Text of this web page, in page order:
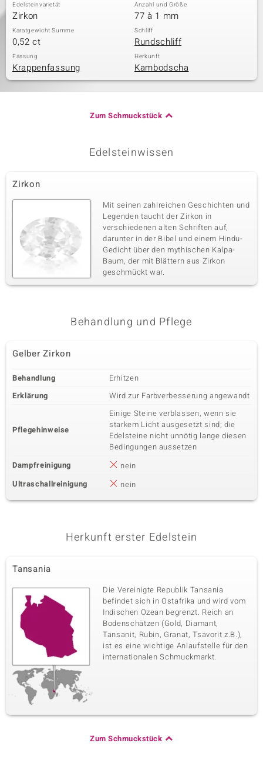
Edelsteinvarietät
Zirkon
Anzahl und Größe
77 à 1 mm
Karatgewicht Summe
0,52 ct
Schliff
Rundschliff
Fassung
Krappenfassung
Herkunft
Kambodscha
Zum Schmuckstück
Edelsteinwissen
Zirkon
Mit seinen zahlreichen Geschichten und
Legenden taucht der Zirkon in
verschiedenen alten Schriften auf,
darunter in der Bibel und einem Hindu-
Gedicht über den mythischen Kalpa-
Baum, der mit Blättern aus Zirkon
geschmückt war.
Behandlung und Pflege
Gelber Zirkon
Behandlung
Erhitzen
Erklärung
Wird zur Farbverbesserung angewandt
Pflegehinweise
Einige Steine verblassen, wenn sie
starkem Licht ausgesetzt sind; die
Edelsteine nicht unnötig lange diesen
Bedingungen aussetzen
Dampfreinigung
nein
Ultraschallreinigung
nein
Herkunft erster Edelstein
Tansania
Die Vereinigte Republik Tansania
befindet sich in Ostafrika und wird vom
Indischen Ozean begrenzt. Reich an
Bodenschätzen (Gold, Diamant,
Tansanit, Rubin, Granat, Tsavorit z.B.),
ist es eine wichtige Anlaufstelle für den
internationalen Schmuckmarkt.
Zum Schmuckstück